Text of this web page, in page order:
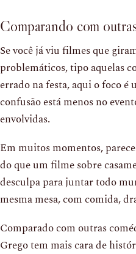
Comparando com
Se você já viu filmes que
problemáticos, tipo aquelas
errado na festa, aqui o foco
confusão está menos no
envolvidas.
Em muitos momentos,
do que um filme sobre
desculpa para juntar todo
mesma mesa, com comida,
Comparado com outras
Grego tem mais cara de